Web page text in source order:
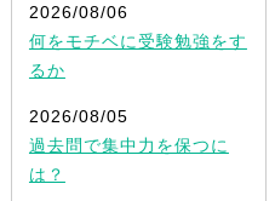
2026/08/06
何をモチベに受験勉強をす
るか
2026/08/05
過去問で集中力を保つに
は？